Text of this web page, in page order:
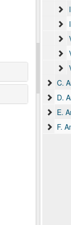
C.
D.
E.
F.